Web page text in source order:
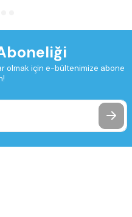
olmak için e-bültenimize abone